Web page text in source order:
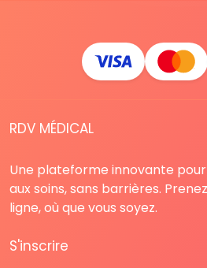
RDV MÉDICAL
Une plateforme innovante
aux soins, sans barrières.
ligne, où que vous soyez.
S'inscrire